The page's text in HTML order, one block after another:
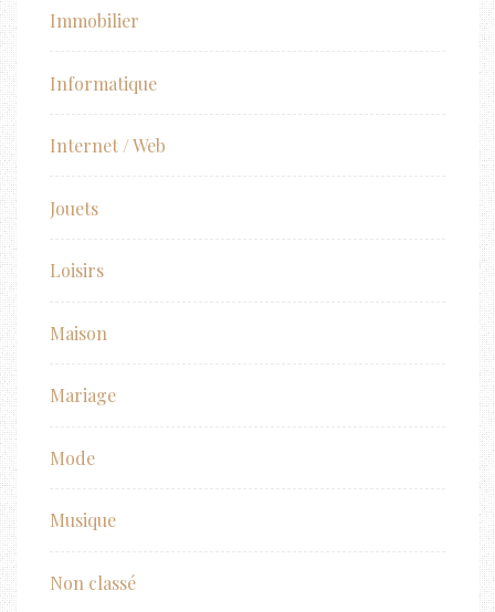
Immobilier
Informatique
Internet / Web
Jouets
Loisirs
Maison
Mariage
Mode
Musique
Non classé